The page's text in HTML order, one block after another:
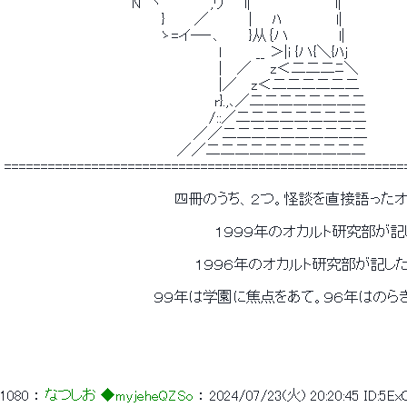
N　ヽ 　　　　 ,リ　　l|　　　　　　　　 l|
} 　　 ／　　　　|　　ﾊ　　　　　 l|
ゝ=イ─‐､　　　}从｛ハ　　　　　l|
l　　　 __ ＞|i {ハ{＼{ﾊj
| 　／ 　 z＜二二二ﾆ＼
|／　 z＜二二二二二二
r}.,､／二二二二二二二二
/::／二二二二二二二二二
／／二二二二二二二二二二
／／二二二二二二二二二二二
四冊のうち、２つ。怪談を直接語ったオカルト研
１９９９年のオカルト研究部が記した『南
１９９６年のオカルト研究部が記した『オカ部
９９年は学園に焦点をあて。９６年はのらきゃっと
1080 ： なつしお ◆myjeheQZSo ： 2024/07/23(火) 20:20:45